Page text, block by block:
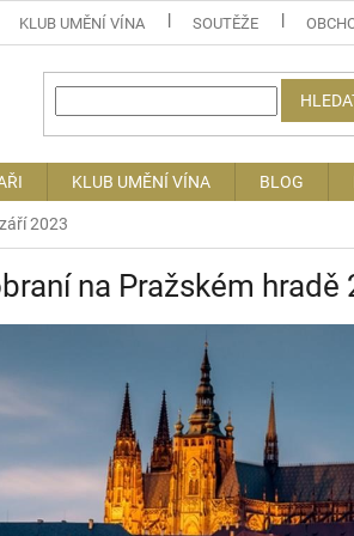
KLUB UMĚNÍ VÍNA SOUTĚŽE
KLUB UMĚNÍ VÍNA BLOG
2023
na Pražském